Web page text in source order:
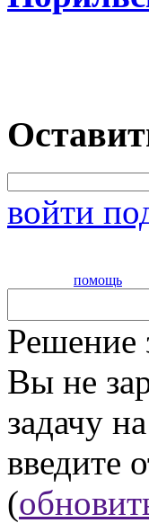
войти
помощь
Решение
Вы не
задачу
введите
(